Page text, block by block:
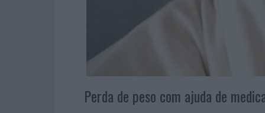
Perda de peso com ajuda de